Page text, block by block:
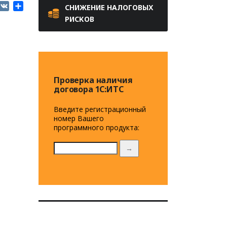
VK ОтправитьСНИЖЕНИЕ НАЛОГОВЫХ
РИСКОВ
Проверка наличия
договора 1C:ИТС
Введите регистрационный
номер Вашего
программного продукта:
→